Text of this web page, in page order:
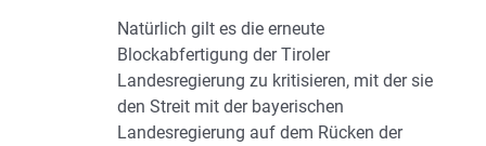
Natürlich gilt es die erneute
Blockabfertigung der Tiroler
Landesregierung zu kritisieren, mit der sie
den Streit mit der bayerischen
Landesregierung auf dem Rücken der